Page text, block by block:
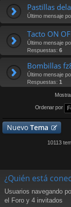
Pastillas
Último mensaje
Tacto ON
Último mensaje
Respuestas: 6
Bombillas
Último mensaje
Respuestas: 1
Ordenar por
Nuevo Tema
10113
¿Quién está
Usuarios navegando
el Foro y 4 invitados